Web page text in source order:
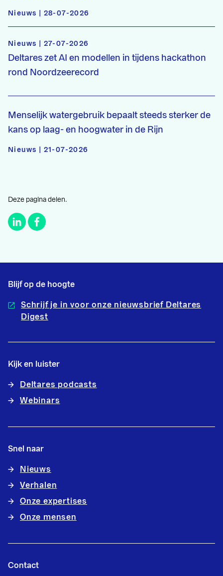
Nieuws | 28-07-2026
Nieuws | 27-07-2026
Deltares zet AI en modellen in tijdens hackathon
rond Noordzeerecord
Menselijk watergebruik bepaalt steeds sterker de
kans op laag- en hoogwater in de Rijn
Nieuws | 21-07-2026
Deze pagina delen.
Blijf op de hoogte
Schrijf je in voor onze nieuwsbrief Deltares
Digest
Kijk en luister
Deltares podcasts
Webinars
Snel naar
Nieuws
Verhalen
Onze expertises
Onze mensen
Contact